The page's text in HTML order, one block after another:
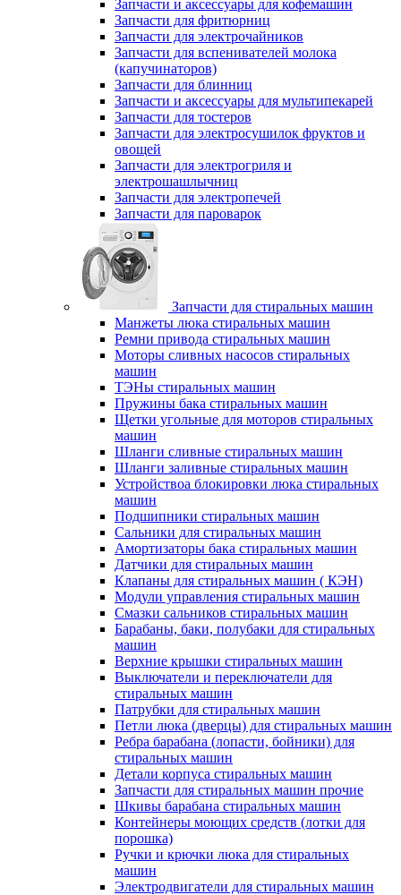
Запчасти и аксессуары для кофемашин
Запчасти для фритюрниц
Запчасти для электрочайников
Запчасти для вспенивателей молока
(капучинаторов)
Запчасти для блинниц
Запчасти и аксессуары для мультипекарей
Запчасти для тостеров
Запчасти для электросушилок фруктов и
овощей
Запчасти для электрогриля и
электрошашлычниц
Запчасти для электропечей
Запчасти для пароварок
Запчасти для стиральных машин
Манжеты люка стиральных машин
Ремни привода стиральных машин
Моторы сливных насосов стиральных
машин
ТЭНы стиральных машин
Пружины бака стиральных машин
Щетки угольные для моторов стиральных
машин
Шланги сливные стиральных машин
Шланги заливные стиральных машин
Устройствоа блокировки люка стиральных
машин
Подшипники стиральных машин
Сальники для стиральных машин
Амортизаторы бака стиральных машин
Датчики для стиральных машин
Клапаны для стиральных машин ( КЭН)
Модули управления стиральных машин
Смазки сальников стиральных машин
Барабаны, баки, полубаки для стиральных
машин
Верхние крышки стиральных машин
Выключатели и переключатели для
стиральных машин
Патрубки для стиральных машин
Петли люка (дверцы) для стиральных машин
Ребра барабана (лопасти, бойники) для
стиральных машин
Детали корпуса стиральных машин
Запчасти для стиральных машин прочие
Шкивы барабана стиральных машин
Контейнеры моющих средств (лотки для
порошка)
Ручки и крючки люка для стиральных
машин
Электродвигатели для стиральных машин